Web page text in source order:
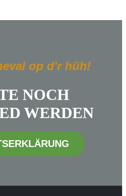
op d'r hüh!
NOCH
WERDEN